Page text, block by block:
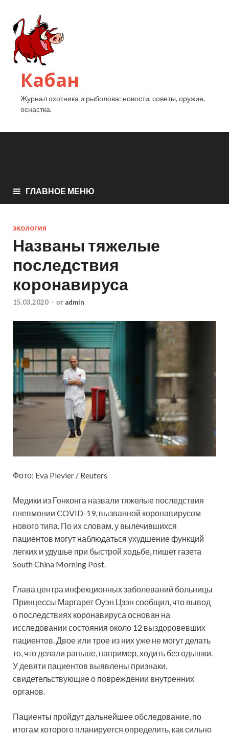
Кабан
Журнал охотника и рыболова: новости, советы, оружие,
оснастка.
ГЛАВНОЕ МЕНЮ
ЭКОЛОГИЯ
Названы тяжелые
последствия
коронавируса
15.03.2020 - от admin
Фото: Eva Plevier / Reuters
Медики из Гонконга назвали тяжелые последствия
пневмонии COVID-19, вызванной коронавирусом
нового типа. По их словам, у вылечившихся
пациентов могут наблюдаться ухудшение функций
легких и удушье при быстрой ходьбе, пишет газета
South China Morning Post.
Глава центра инфекционных заболеваний больницы
Принцессы Маргарет Оуэн Цзэн сообщил, что вывод
о последствиях коронавируса основан на
исследовании состояния около 12 выздоровевших
пациентов. Двое или трое из них уже не могут делать
то, что делали раньше, например, ходить без одышки.
У девяти пациентов выявлены признаки,
свидетельствующие о повреждении внутренних
органов.
Пациенты пройдут дальнейшее обследование, по
итогам которого планируется определить, как сильно